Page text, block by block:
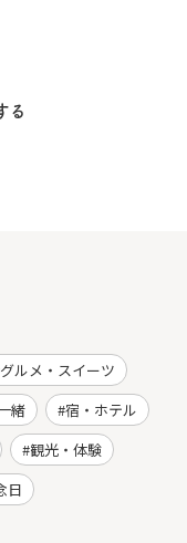
る
グルメ・スイーツ
緒
宿・ホテル
観光・体験
日